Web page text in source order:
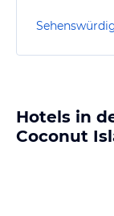
Hotels in
Coconut